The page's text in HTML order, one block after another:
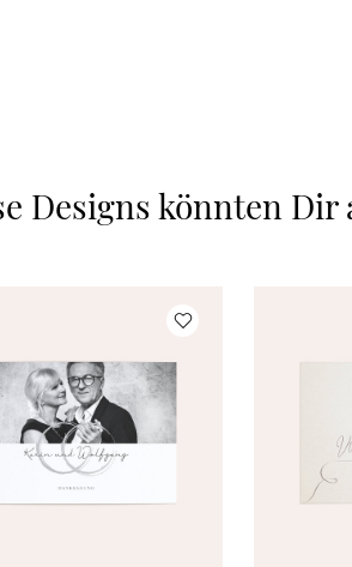
Designs könnten Dir